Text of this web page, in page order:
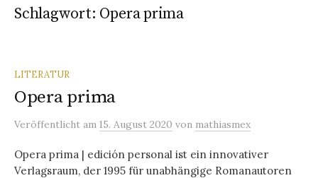
Schlagwort: Opera prima
LITERATUR
Opera prima
Veröffentlicht am 15. August 2020 von mathiasmex
Opera prima | edición personal ist ein innovativer
Verlagsraum, der 1995 für unabhängige Romanautoren